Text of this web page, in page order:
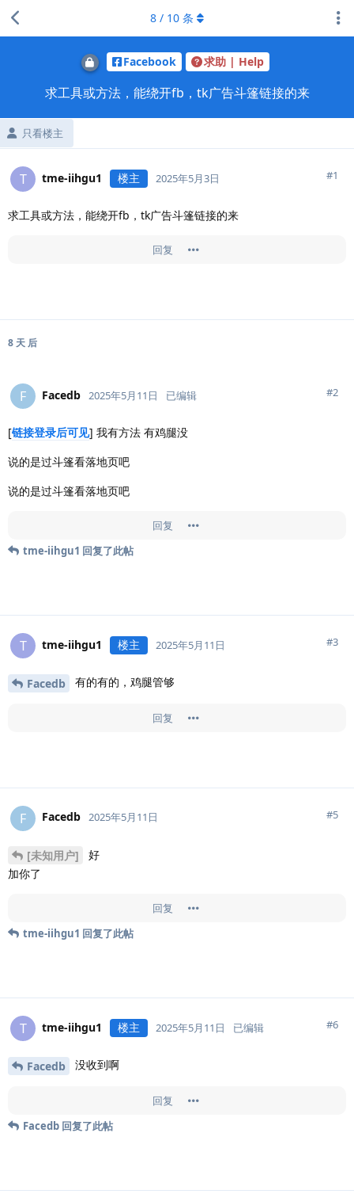
Facebook 求助 | Help
求工具或方法，能绕开fb，tk广告斗篷链接的来
只看楼主
8 / 10 条
T tme-iihgu1 楼主 2025年5月3日 #1
求工具或方法，能绕开fb，tk广告斗篷链接的来
回复
8 天 后
F Facedb 2025年5月11日 已编辑 #2
[链接登录后可见] 我有方法 有鸡腿没
说的是过斗篷看落地页吧
说的是过斗篷看落地页吧
回复
tme-iihgu1 回复了此帖
T tme-iihgu1 楼主 2025年5月11日 #3
Facedb 有的有的，鸡腿管够
回复
F Facedb 2025年5月11日 #5
[未知用户]
好
加你了
回复
tme-iihgu1 回复了此帖
T tme-iihgu1 楼主 2025年5月11日 已编辑 #6
Facedb 没收到啊
回复
Facedb 回复了此帖